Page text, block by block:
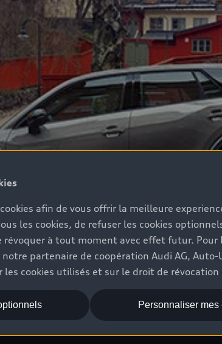
afin de vous offrir la meilleure
les cookies, de refuser les cookies
révoquer à tout moment avec effet futur.
partenaire de coopération Audi AG,
cookies utilisés et sur le droit de révocation
Personnaliser mes